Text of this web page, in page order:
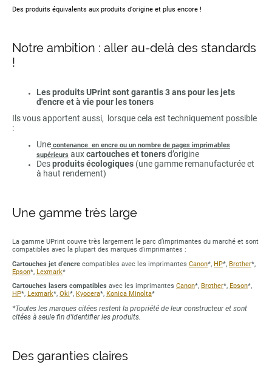
Des produits équivalents aux produits d'origine et plus encore !
Notre ambition : aller au-delà des standards
!
Les produits UPrint sont garantis 3 ans pour les jets
d'encre et à vie pour les toners
Ils vous apportent aussi, lorsque cela est techniquement possible
:
Une contenance en encre ou un nombre de pages imprimables
supérieurs auxcartouches et tonersd’origine
Desproduits écologiques (une gamme remanufacturée et
à haut rendement)
Une gamme très large
La gamme UPrint couvre très largement le parc d’imprimantes du marché et sont
compatibles avec la plupart des marques d'imprimantes :
Cartouches jet d’encre compatibles avec les imprimantes Canon*, HP*, Brother*,
Epson*, Lexmark*
Cartouches lasers compatibles avec les imprimantes Canon*, Brother*, Epson*,
HP*, Lexmark*, Oki*, Kyocera*, Konica Minolta*
*Toutes les marques citées restent la propriété de leur constructeur et sont
citées à seule fin d’identifier les produits.
Des garanties claires